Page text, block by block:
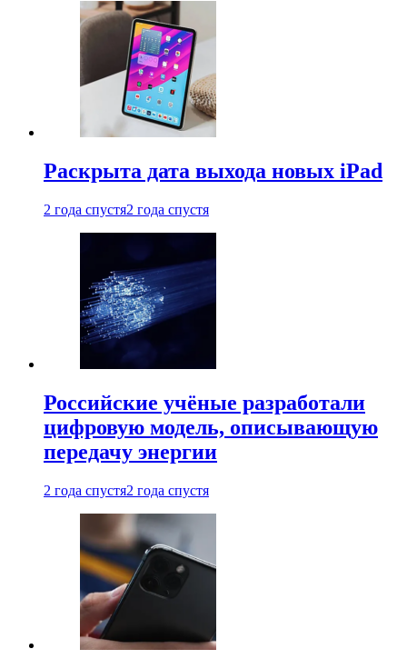
Раскрыта дата выхода новых iPad
2 года спустя2 года спустя
Российские учёные разработали
цифровую модель, описывающую
передачу энергии
2 года спустя2 года спустя